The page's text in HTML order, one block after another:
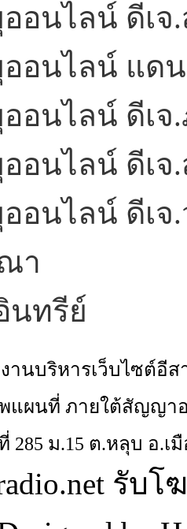
อนไลน์ ดีเ
อนไลน์ แดน
อนไลน์ ดีเจ
อนไลน์ ดีเจ
อนไลน์ ดีเ
า
นทรีย์
นบริหารเว็บไซต์อีส
พแผนที่ ภายใต้สัญญ
ม.15 ต.หลุบ อ.เ
รับ